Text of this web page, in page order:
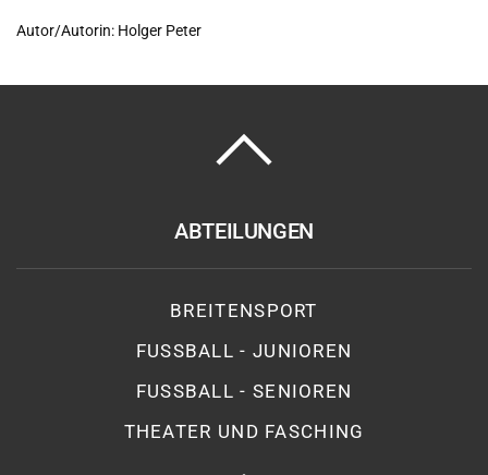
Autor/Autorin: Holger Peter
ABTEILUNGEN
BREITENSPORT
FUSSBALL - JUNIOREN
FUSSBALL - SENIOREN
THEATER UND FASCHING